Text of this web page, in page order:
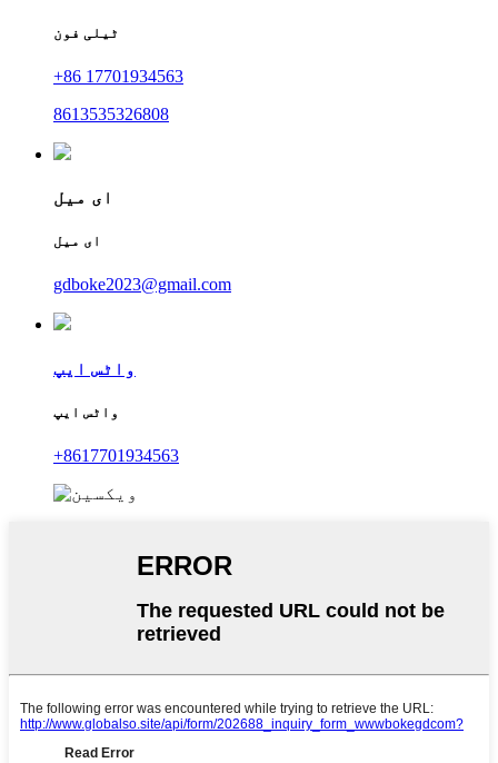
ٹیلی فون
+86 17701934563
8613535326808
ای میل
ای میل
gdboke2023@gmail.com
واٹس ایپ
واٹس ایپ
+8617701934563